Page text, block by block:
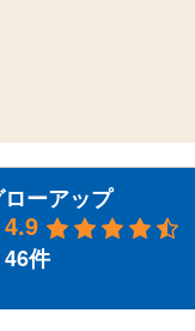
ーアップ
4.9
件